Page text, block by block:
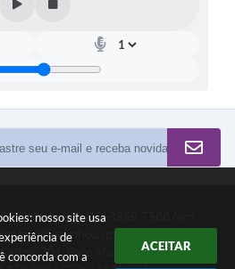
nosso site usa
de
concorda com a
ACEITAR
| Whatsapp: (19) 3859-7500 (em
301, Paço Municipal, Centro -